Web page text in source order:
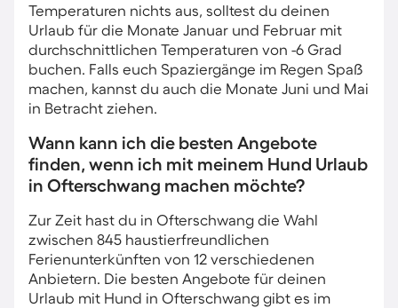
Temperaturen nichts aus, solltest du deinen
Urlaub für die Monate Januar und Februar mit
durchschnittlichen Temperaturen von -6 Grad
buchen. Falls euch Spaziergänge im Regen Spaß
machen, kannst du auch die Monate Juni und Mai
in Betracht ziehen.
Wann kann ich die besten Angebote
finden, wenn ich mit meinem Hund Urlaub
in Ofterschwang machen möchte?
Zur Zeit hast du in Ofterschwang die Wahl
zwischen 845 haustierfreundlichen
Ferienunterkünften von 12 verschiedenen
Anbietern. Die besten Angebote für deinen
Urlaub mit Hund in Ofterschwang gibt es im